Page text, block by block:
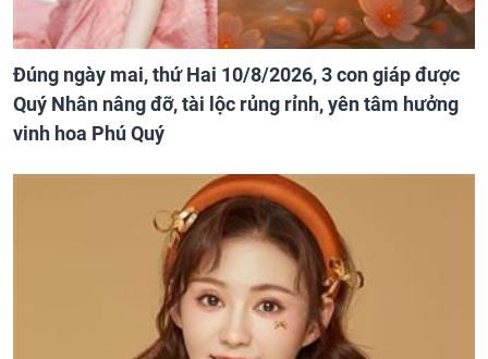
Đúng ngày mai, thứ Hai 10/8/2026, 3 con giáp được
Quý Nhân nâng đỡ, tài lộc rủng rỉnh, yên tâm hưởng
vinh hoa Phú Quý